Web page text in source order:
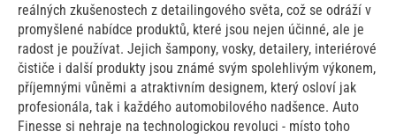
reálných zkušenostech z detailingového světa, což se odráží v
promyšlené nabídce produktů, které jsou nejen účinné, ale je
radost je používat. Jejich šampony, vosky, detailery, interiérové
čističe i další produkty jsou známé svým spolehlivým výkonem,
příjemnými vůněmi a atraktivním designem, který osloví jak
profesionála, tak i každého automobilového nadšence. Auto
Finesse si nehraje na technologickou revoluci - místo toho